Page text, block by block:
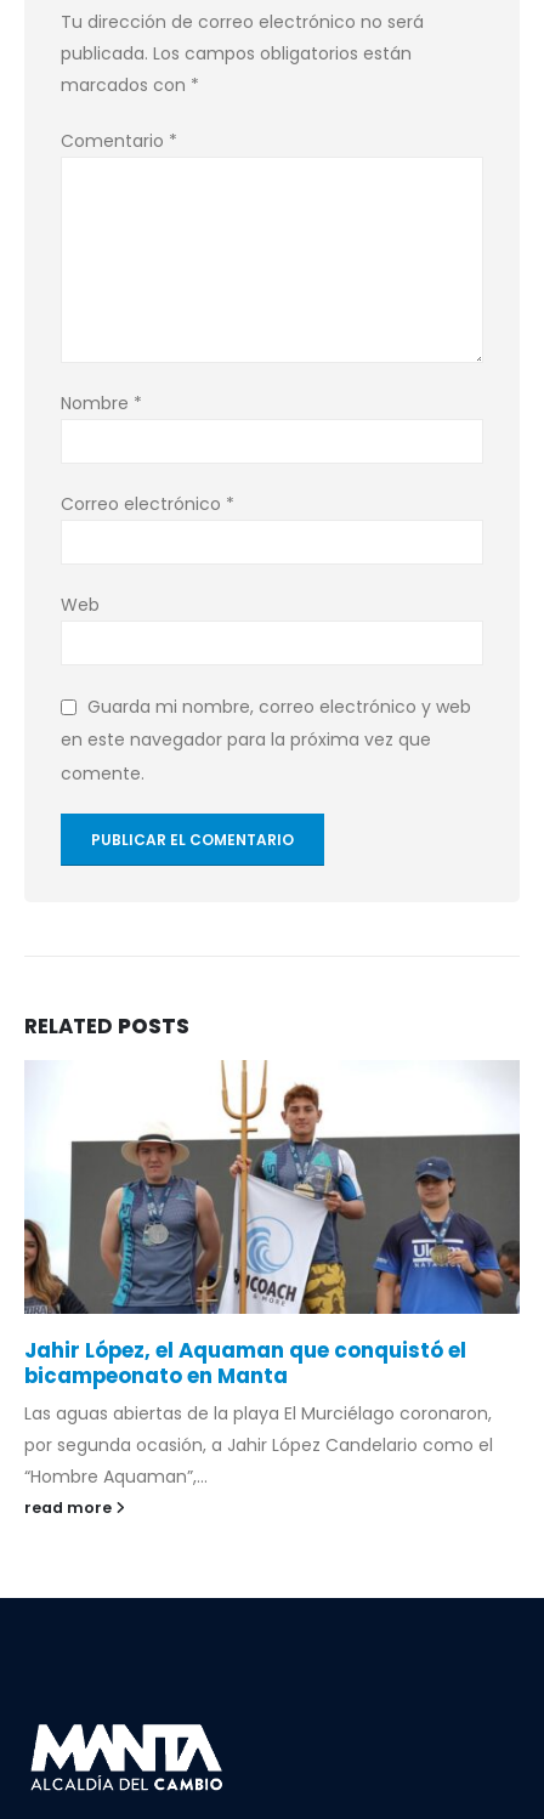
Tu dirección de correo electrónico no será
publicada. Los campos obligatorios están
marcados con *
Comentario *
Nombre *
Correo electrónico *
Web
Guarda mi nombre, correo electrónico y web
en este navegador para la próxima vez que
comente.
RELATED POSTS
Jahir López, el Aquaman que conquistó el
bicampeonato en Manta
Las aguas abiertas de la playa El Murciélago coronaron,
por segunda ocasión, a Jahir López Candelario como el
“Hombre Aquaman”,...
read more